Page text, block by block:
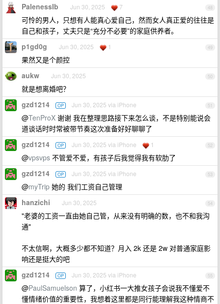
48
PalenessIb Jun 30, 2025 7
可怜的男人，只想有人能真心爱自己，然而女人真正爱的往往是
自己和孩子，丈夫只是“充分不必要”的家庭供养者。
49
p1gd0g Jun 30, 2025 1
果然又是个颜控
50
aukw Jun 30, 2025
就是想离婚吧？
51
gzd1214 OP Jun 30, 2025 via iPhone
@TenProX 谢谢 我在整理思路接下来怎么谈，不是特别能说会
道谈话时时常被带节奏这次准备好好聊聊了
52
gzd1214 OP Jun 30, 2025 via iPhone 1
@vpsvps 不管爱不爱，有孩子后我觉得我有软肋了
53
gzd1214 OP Jun 30, 2025 via iPhone
@myTrip 她的 我们工资自己管理
54
hanzichi Jun 30, 2025
"老婆的工资一直由她自己管，从来没有明确的数，也不和我沟
通"
不太信啊，大概多少都不知道？月入 2k 还是 2w 对普通家庭影
响还是挺大的吧
55
gzd1214 OP Jun 30, 2025 via iPhone
@PaulSamuelson 算了，小红书一大推女孩子会说我不懂爱不
懂情绪价值的重要性，我想着这里都是同行能理解我这种情商不